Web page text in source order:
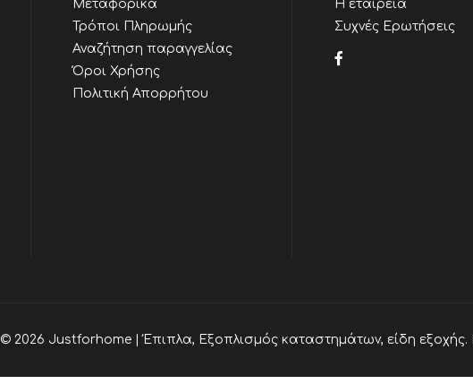
Μεταφορικά
Τρόποι Πληρωμής
Αναζήτηση παραγγελίας
Όροι Χρήσης
Πολιτική Απορρήτου
Η εταιρεία
Συχνές Ερωτήσεις
© 2026 Justforhome | Έπιπλα, Εξοπλισμός καταστημάτων, είδη εξοχής.